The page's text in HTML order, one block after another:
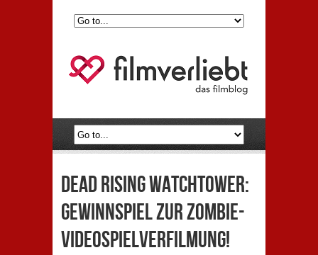
Dead Rising Watchtower:
Gewinnspiel zur Zombie-
Videospielverfilmung!